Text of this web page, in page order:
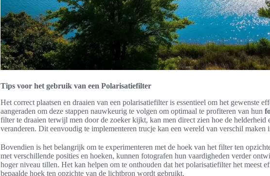
Tips voor het gebruik van een Polarisatiefilter
Het correct plaatsen en draaien van een polarisatiefilter is essentieel om het gewenste
aangeraden om deze stappen nauwkeurig te volgen om optimaal te profiteren van hun
filter te draaien terwijl men door de zoeker kijkt, kan men direct zien hoe de helderheid
veranderen. Dit eenvoudig te implementeren trucje kan een wereld van verschil maken
Bovendien is het belangrijk om te experimenteren met de hoek van het filter ten
met verschillende posities en hoeken, kunnen fotografen hun vaardigheden verder
hoger niveau tillen. Het kan helpen om te onthouden dat het polarisatiefilter het meest
bepaalde hoek ten opzichte van de lichtbron wordt gebruikt.